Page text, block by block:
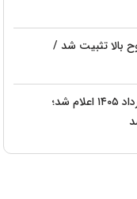
بالا تثبیت شد /
شرایط فروش اعتباری زامیاد EX دوگانه‌سوز مرداد ۱۴۰۵ اعلام شد؛